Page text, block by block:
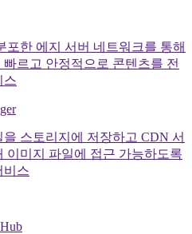
포한 에지 서버 네트워크를 통해
르고 안정적으로 콘텐츠를 전
스
을 스토리지에 저장하고 CDN 서
이미지 파일에 접근 가능하도록
비스